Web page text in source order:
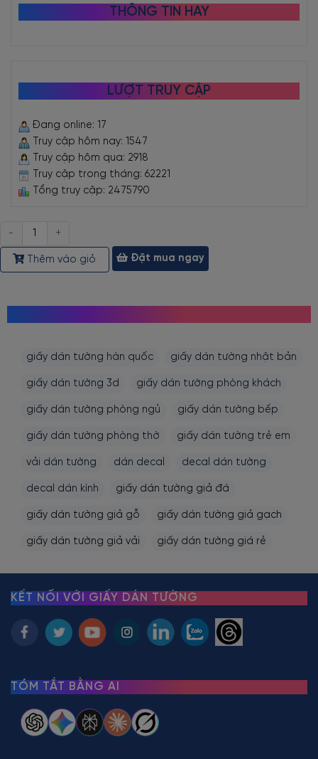
THÔNG TIN HAY
LƯỢT TRUY CẬP
Đang online: 17
Truy cập hôm nay: 1547
Truy cập hôm qua: 2918
Truy cập trong tháng: 62221
Tổng truy cập: 2475790
Số
lượng
Thêm vào giỏ
Đặt mua ngay
giấy dán tường hàn quốc giấy dán tường nhật bản
giấy dán tường 3d giấy dán tường phòng khách
giấy dán tường phòng ngủ giấy dán tường bếp
giấy dán tường phòng thờ giấy dán tường trẻ em
vải dán tường dán decal decal dán tường
decal dán kính giấy dán tường giả đá
giấy dán tường giả gỗ giấy dán tường giả gạch
giấy dán tường giả vải giấy dán tường giá rẻ
KẾT NỐI VỚI GIẤY DÁN TƯỜNG
TÓM TẮT BẰNG AI